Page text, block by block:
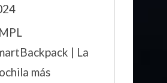
| La
más